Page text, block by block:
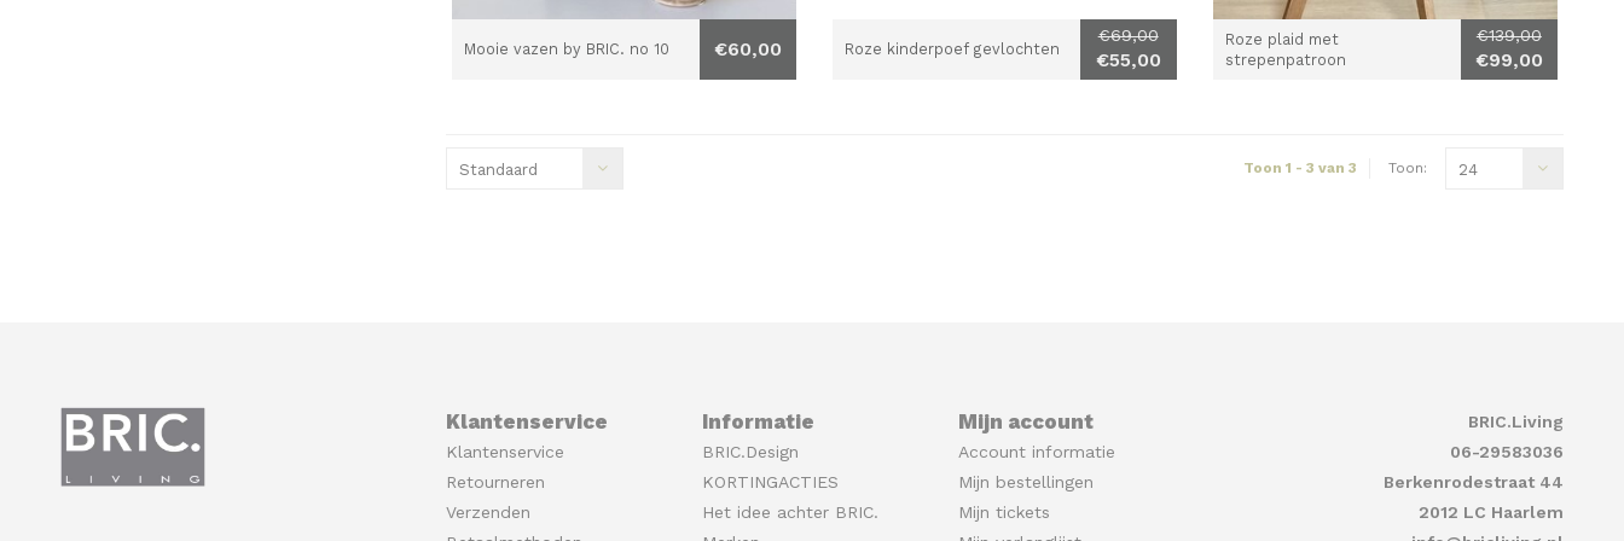
Mooie vazen by BRIC. no 10 €60,00 Roze kinderpoef gevlochten
€69,00
€55,00
Roze plaid met
strepenpatroon
€139,00
€99,00
Standaard Toon 1 - 3 van 3 Toon: 24
Klantenservice
Klantenservice
Retourneren
Verzenden
Informatie
BRIC.Design
KORTINGACTIES
Het idee achter BRIC.
Mijn account
Account informatie
Mijn bestellingen
Mijn tickets
BRIC.Living
06-29583036
Berkenrodestraat 44
2012 LC Haarlem